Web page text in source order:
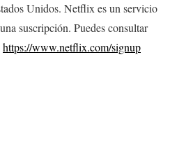
Unidos. Netflix es un servicio
suscripción. Puedes consultar
https://www.netflix.com/signup